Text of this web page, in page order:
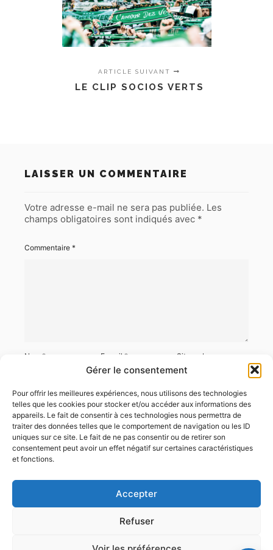
Gérer le consentement
Pour offrir les meilleures expériences, nous utilisons des technologies
telles que les cookies pour stocker et/ou accéder aux informations des
appareils. Le fait de consentir à ces technologies nous permettra de
traiter des données telles que le comportement de navigation ou les ID
uniques sur ce site. Le fait de ne pas consentir ou de retirer son
consentement peut avoir un effet négatif sur certaines caractéristiques
et fonctions.
Accepter
Refuser
ARTICLE SUIVANT
LE CLIP SOCIOS VERTS
LAISSER UN COMMENTAIRE
Votre adresse e-mail ne sera pas publiée. Les
champs obligatoires sont indiqués avec *
Commentaire *
Nom * E-mail* Site web
Enregistrer mon nom, mon e-mail et mon site dans le navigateur
pour mon prochain commentaire.